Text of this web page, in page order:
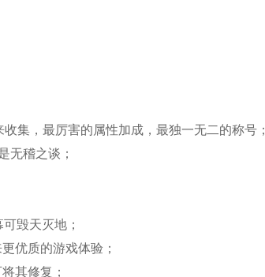
集，最厉害的属性加成，最独一无二的称号；
无稽之谈；
毁天灭地；
优质的游戏体验；
其修复；